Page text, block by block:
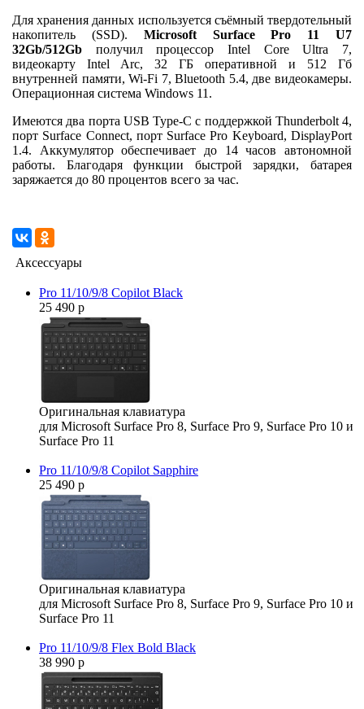
Для хранения данных используется съёмный твердотельный
накопитель (SSD). Microsoft Surface Pro 11 U7
32Gb/512Gb получил процессор Intel Core Ultra 7,
видеокарту Intel Arc, 32 ГБ оперативной и 512 Гб
внутренней памяти, Wi-Fi 7, Bluetooth 5.4, две видеокамеры.
Операционная система Windows 11.
Имеются два порта USB Type-C с поддержкой Thunderbolt 4,
порт Surface Connect, порт Surface Pro Keyboard, DisplayPort
1.4. Аккумулятор обеспечивает до 14 часов автономной
работы. Благодаря функции быстрой зарядки, батарея
заряжается до 80 процентов всего за час.
Аксессуары
Pro 11/10/9/8 Copilot Black
25 490 р
Оригинальная клавиатура
для Microsoft Surface Pro 8, Surface Pro 9, Surface Pro 10 и
Surface Pro 11
Pro 11/10/9/8 Copilot Sapphire
25 490 р
Оригинальная клавиатура
для Microsoft Surface Pro 8, Surface Pro 9, Surface Pro 10 и
Surface Pro 11
Pro 11/10/9/8 Flex Bold Black
38 990 р